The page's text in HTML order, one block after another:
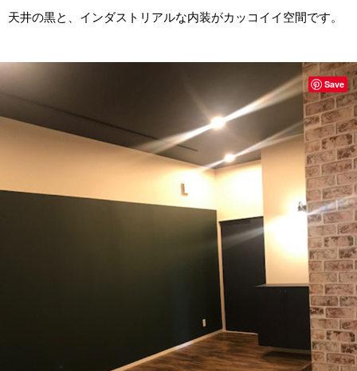
天井の黒と、インダストリアルな内装がカッコイイ空間です。
Save